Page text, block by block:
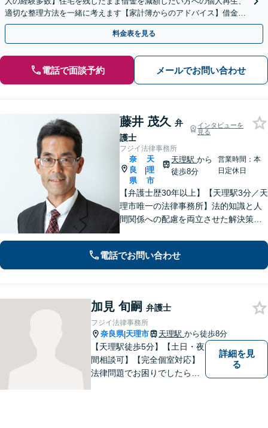
適切な整理方法を一緒に考えます【家計簿からのアドバイス】借金を
繰り返さない生活再建を目指しましょう。
料金表を見る
電話で面談予約 メールでお問い合わせ
藤井 茂久 弁
護士
インタビューを
見る
フジイ法律事務所
奈
良
県
|
天
理
市
天理駅から
徒歩8分
営業時間：本
日定休日
【弁護士歴30年以上】【天理駅3分／天
理市唯一の法律事務所】法的知識と人
間関係への配慮を両立させた解決策を
法書士・不動産鑑定士など」相続に関
わる問題を総合的に解決へ導きます
電話でお問い合わせ
加見 旬嗣 弁護士
フジイ法律事務所
奈良県|天理市 天理駅 から徒歩8分
【天理駅徒歩5分】【土日・夜
間相談可】【完全個室対応】
法律問題でお困りでしたらお
詳細を見
る